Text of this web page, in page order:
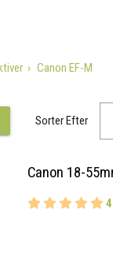
Canon EF-M
Sorter Efter
Canon 18-